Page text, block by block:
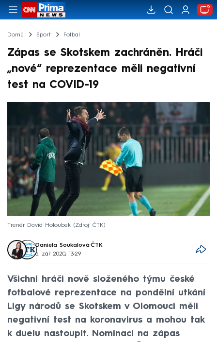
Domů Sport Fotbal
Zápas se Skotskem zachráněn. Hráči
„nové“ reprezentace měli negativní
test na COVID-19
Trenér David Holoubek Zdroj: ČTK
Daniela Soukalová, ČTK
6. zář 2020, 13:29
Všichni hráči nově složeného týmu české
fotbalové reprezentace na pondělní utkání
Ligy národů se Skotskem v Olomouci měli
negativní test na koronavirus a mohou tak
k duelu nastoupit. Nominaci na zápas